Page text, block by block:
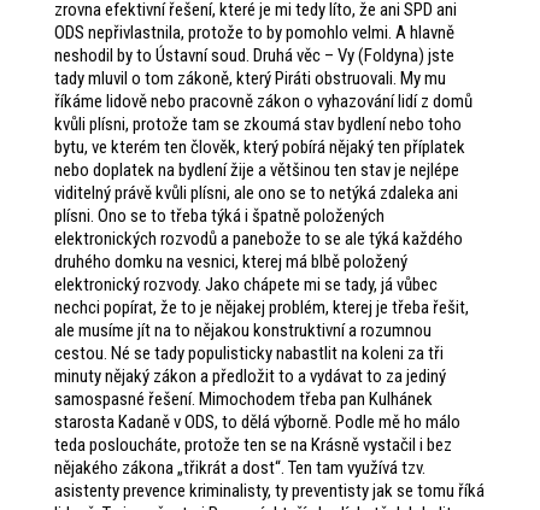
zrovna efektivní řešení, které je mi tedy líto, že ani SPD ani
ODS nepřivlastnila, protože to by pomohlo velmi. A hlavně
neshodil by to Ústavní soud. Druhá věc – Vy (Foldyna) jste
tady mluvil o tom zákoně, který Piráti obstruovali. My mu
říkáme lidově nebo pracovně zákon o vyhazování lidí z domů
kvůli plísni, protože tam se zkoumá stav bydlení nebo toho
bytu, ve kterém ten člověk, který pobírá nějaký ten příplatek
nebo doplatek na bydlení žije a většinou ten stav je nejlépe
viditelný právě kvůli plísni, ale ono se to netýká zdaleka ani
plísni. Ono se to třeba týká i špatně položených
elektronických rozvodů a panebože to se ale týká každého
druhého domku na vesnici, kterej má blbě položený
elektronický rozvody. Jako chápete mi se tady, já vůbec
nechci popírat, že to je nějakej problém, kterej je třeba řešit,
ale musíme jít na to nějakou konstruktivní a rozumnou
cestou. Né se tady populisticky nabastlit na koleni za tři
minuty nějaký zákon a předložit to a vydávat to za jediný
samospasné řešení. Mimochodem třeba pan Kulhánek
starosta Kadaně v ODS, to dělá výborně. Podle mě ho málo
teda posloucháte, protože ten se na Krásně vystačil i bez
nějakého zákona „třikrát a dost“. Ten tam využívá tzv.
asistenty prevence kriminalisty, ty preventisty jak se tomu říká